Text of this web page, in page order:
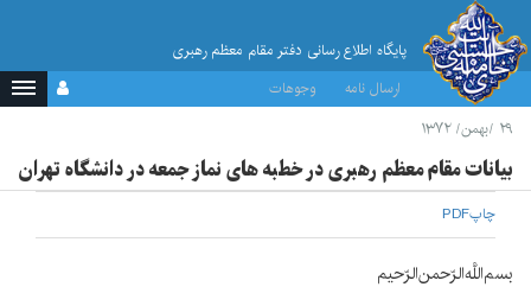
پایگاه اطلاع رسانی دفتر مقام معظم رهبری
ارسال نامه
وجوهات
۲۹ /بهمن/ ۱۳۷۲
بيانات مقام معظم رهبرى در خطبه هاى نماز جمعه در دانشگاه تهران
چاپPDF
بسم‌اللَّه‌الرّحمن‌الرّحيم